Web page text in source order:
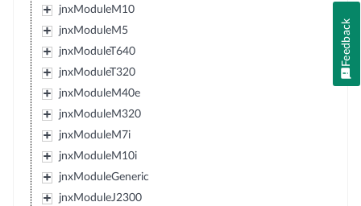
jnxModuleM10
jnxModuleM5
jnxModuleT640
jnxModuleT320
jnxModuleM40e
jnxModuleM320
jnxModuleM7i
jnxModuleM10i
jnxModuleGeneric
jnxModuleJ2300
Feedback